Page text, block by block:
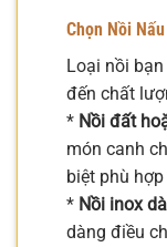
Chọn Nồi
Loại nồi
đến chất
* Nồi đất
món canh
biệt phù
* Nồi inox
dàng điều